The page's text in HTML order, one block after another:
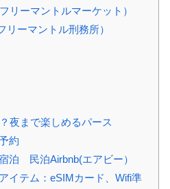
リーマントルマーケット）
リーマントル刑務所）
夜まで楽しめるパース
約
泊 民泊Airbnb(エアビー）
イテム：eSIMカード、Wifi準